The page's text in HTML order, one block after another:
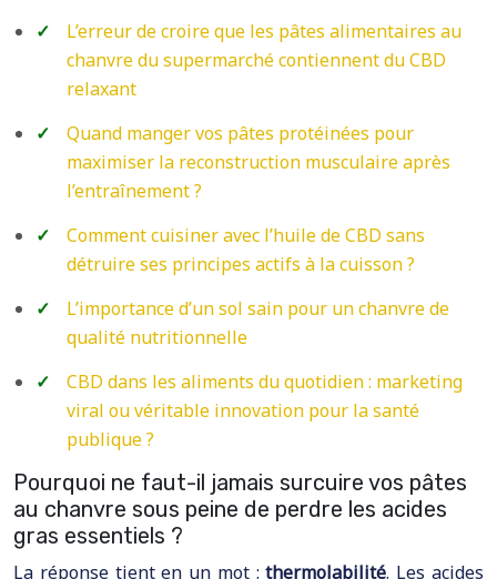
L’erreur de croire que les pâtes alimentaires au
chanvre du supermarché contiennent du CBD
relaxant
Quand manger vos pâtes protéinées pour
maximiser la reconstruction musculaire après
l’entraînement ?
Comment cuisiner avec l’huile de CBD sans
détruire ses principes actifs à la cuisson ?
L’importance d’un sol sain pour un chanvre de
qualité nutritionnelle
CBD dans les aliments du quotidien : marketing
viral ou véritable innovation pour la santé
publique ?
Pourquoi ne faut-il jamais surcuire vos pâtes
au chanvre sous peine de perdre les acides
gras essentiels ?
La réponse tient en un mot :thermolabilité. Les acides